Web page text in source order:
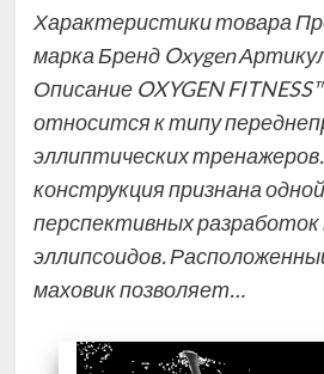
Характеристики товара
марка Бренд Oxygen
Описание OXYGEN
относится к типу
эллиптических
конструкция признана
перспективных разработок
эллипсоидов.
маховик позволяет…